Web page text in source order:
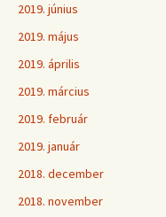
2019. június
2019. május
2019. április
2019. március
2019. február
2019. január
2018. december
2018. november